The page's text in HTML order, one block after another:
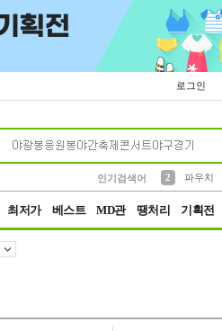
로그인
인기검색어
2
파우치
최저가 베스트 MD관 땡처리 기획전